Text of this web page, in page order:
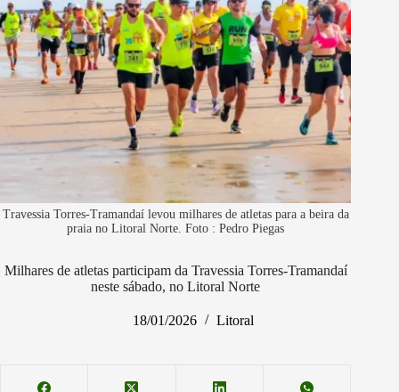
Travessia Torres-Tramandaí levou milhares de atletas para a beira da
praia no Litoral Norte. Foto : Pedro Piegas
Milhares de atletas participam da Travessia Torres-Tramandaí
neste sábado, no Litoral Norte
18/01/2026 Litoral